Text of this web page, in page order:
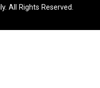
All Rights Reserved.